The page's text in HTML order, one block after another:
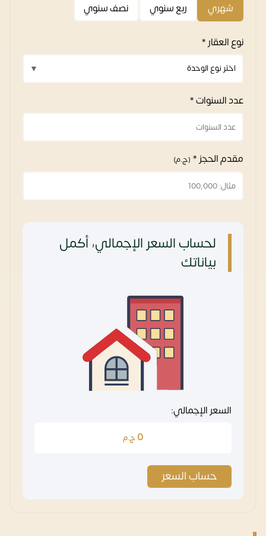
شهري
ربع سنوي نصف سنوي
نوع العقار *
عدد السنوات *
مقدم الحجز * (ج.م)
لحساب السعر الإجمالي، أكمل
بياناتك
السعر الإجمالي:
0 ج.م
حساب السعر